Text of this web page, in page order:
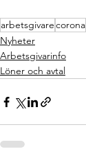
arbetsgivarecorona
Nyheter
Arbetsgivarinfo
Löner och avtal